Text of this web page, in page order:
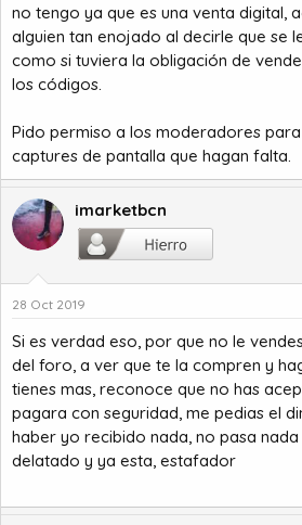
el primer Código que os ofrezcan de
comprarlo Únicamente POR PAYPAL y
cupón, únicamente hazte otra cuenta y
primer código que el comprar 100%
pagando por las estafas que ha estado
La persona que me ha intentado
por favor contacta conmigo en privado
antes
GRACIAS
no tengo ya que es una venta digital,
alguien tan enojado al decirle que se
como si tuviera la obligación de
los códigos.
Pido permiso a los moderadores
captures de pantalla que hagan falta.
imarketbcn
28 Oct 2019
Si es verdad eso, por que no le
del foro, a ver que te la compren y
tienes mas, reconoce que no has
pagara con seguridad, me pedias el
haber yo recibido nada, no pasa
delatado y ya esta, estafador